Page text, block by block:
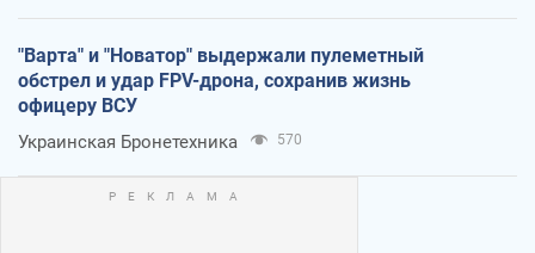
"Варта" и "Новатор" выдержали пулеметный
обстрел и удар FPV-дрона, сохранив жизнь
офицеру ВСУ
Украинская Бронетехника 570